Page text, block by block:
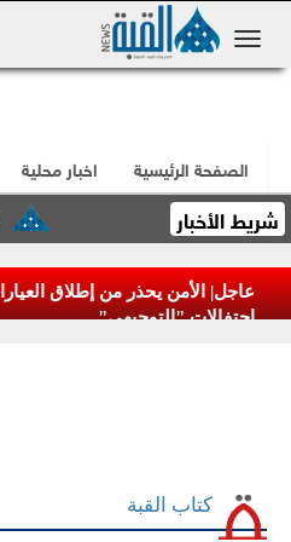
الصفحة الرئيسية اخبار محلية
شريط الأخبار
عاجل| الأمن يحذر من إطلاق العيارات
احتفالات "التوجيهي"
كتاب القبة